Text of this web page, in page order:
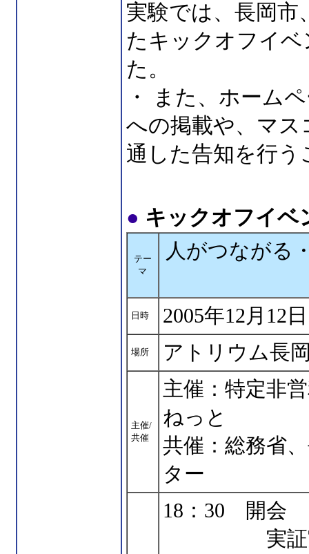
実験では、長岡市
たキックオフイ
た。
・ また、ホーム
への掲載や、マス
通した告知を行う
● キックオフイベ
テー
マ
人がつながる
日時 2005年12月12
場所 アトリウム長
主催/
共催
主催：特定非
ねっと
共催：総務省
ター
18：30 開会
実証実験